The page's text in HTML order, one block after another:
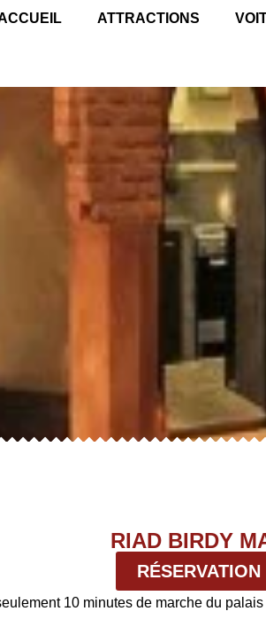
ATTRACTIONS
RIAD BIRDY
10 minutes de marche du